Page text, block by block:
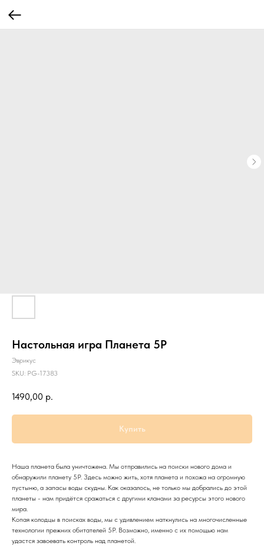
Настольная игра Планета 5Р
Эврикус
SKU: PG-17383
1490,00 р.
Купить
Наша планета была уничтожена. Мы отправились на поиски нового дома и
обнаружили планету 5Р. Здесь можно жить, хотя планета и похожа на огромную
пустыню, а запасы воды скудны. Как оказалось, не только мы добрались до этой
планеты - нам придётся сражаться с другими кланами за ресурсы этого нового
мира.
Копая колодцы в поисках воды, мы с удивлением наткнулись на многочисленные
технологии прежних обитателей 5Р. Возможно, именно с их помощью нам
удастся завоевать контроль над планетой.